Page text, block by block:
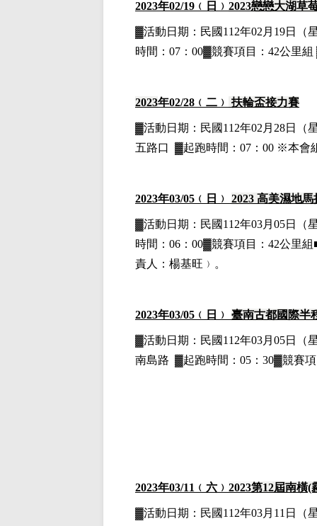
2023年02/19 ﹙日﹚ 2023戀戀大湖草
▓活動日期： 民國112年02月19日
（
時間：07：00▓競賽項目：42公里
2023年02/28 ﹙二﹚ 扶輪盃接力賽
▓活動日期： 民國112年02月28日
（
五路口 ▓起跑時間：07：00 ※本會
2023年03/05 ﹙日﹚ 2023 高美濕地馬
▓活動日期： 民國112年03月05日
（
時間：06：00▓競賽項目：42公里組
責人：楊基旺﹚。
2023年03/05 ﹙日﹚ 臺南古都國際半
▓活動日期： 民國112年03月05日
（
南島路 ▓起跑時間：05：30▓競賽
2023年03/11 ﹙六﹚ 2023第12屆南橫(
▓活動日期： 民國112年03月11日
（